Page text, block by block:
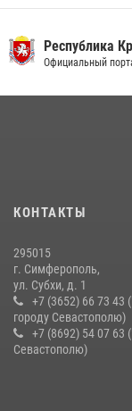
В Ялте росгвардейцы
10 июля 2026, 15:10
Республика
Официальный
КОНТАКТЫ
295015
г. Симферополь,
ул. Субхи, д. 1
+7 (3652) 66 73 43
городу Севастополю)
+7 (8692) 54 07 63
Севастополю)